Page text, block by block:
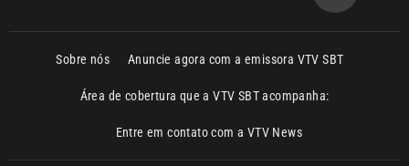
Sobre nós Anuncie agora com a emissora VTV SBT
Área de cobertura que a VTV SBT acompanha:
Entre em contato com a VTV News